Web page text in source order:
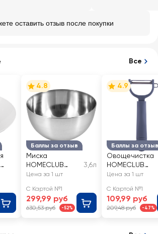
оставить отзыв после покупки
Все
Баллы за отзыв
4.8
Миска
HOMECLUB
d=24см,
сталь, 3.6л Арт.
14767
3,6л
Цена за 1 шт
С Картой №1
299,99 руб
630,53 руб -52%
Баллы за отзыв
4.9
Овощечистка
HOMECLUB
Ordinario,
сталь, пластик
Цена за 1 шт
С Картой №1
109,99 руб
209,48 руб -47%